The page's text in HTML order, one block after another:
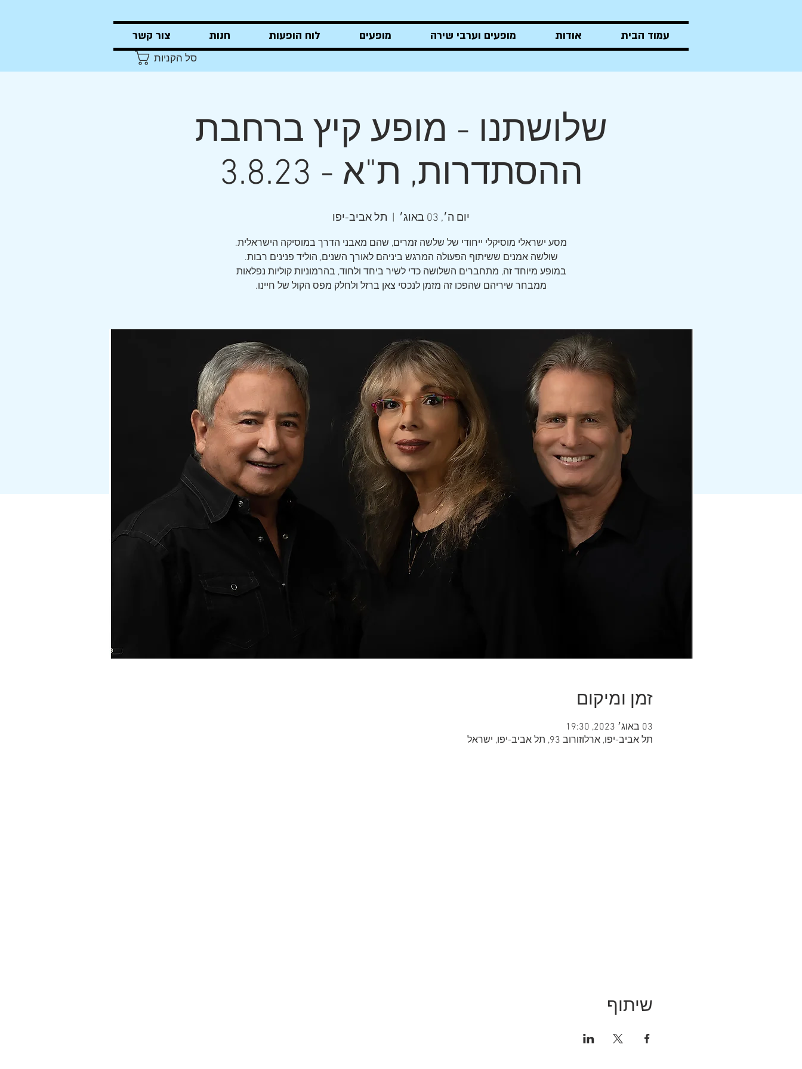
עמוד הבית אודות מופעים וערבי שירה מופעים לוח הופעות חנות צור קשר
סל הקניות
שלושתנו - מופע קיץ ברחבת
ההסתדרות, ת"א - 3.8.23
יום ה׳, 03 באוג׳ תל אביב-יפו
מסע ישראלי מוסיקלי ייחודי של שלשה זמרים, שהם מאבני הדרך במוסיקה הישראלית.
שולשה אמנים ששיתוף הפעולה המרגש ביניהם לאורך השנים, הוליד פנינים רבות.
במופע מיוחד זה, מתחברים השלושה כדי לשיר ביחד ולחוד, בהרמוניות קוליות נפלאות
ממבחר שיריהם שהפכו זה מזמן לנכסי צאן ברזל ולחלק מפס הקול של חיינו.
זמן ומיקום
03 באוג׳ 2023, 19:30
תל אביב-יפו, ארלוזורוב 93, תל אביב-יפו, ישראל
שיתוף